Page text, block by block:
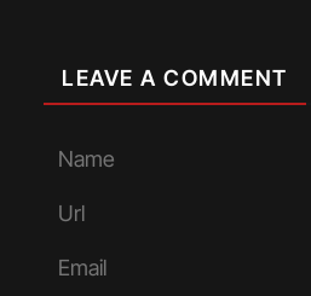
LEAVE A COMMENT